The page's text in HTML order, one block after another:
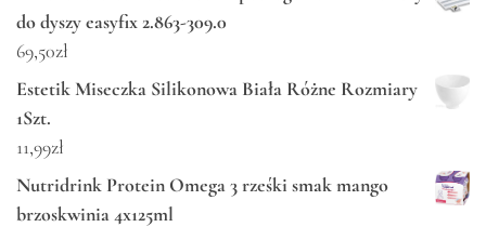
do dyszy easyfix 2.863-309.0
69,50zł
Estetik Miseczka Silikonowa Biała Różne Rozmiary
1Szt.
11,99zł
Nutridrink Protein Omega 3 rześki smak mango
brzoskwinia 4x125ml